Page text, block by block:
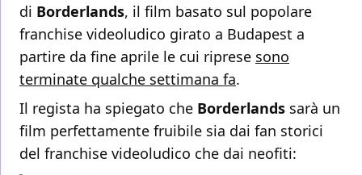
di Borderlands, il film basato sul popolare
franchise videoludico girato a Budapest a
partire da fine aprile le cui riprese sono
terminate qualche settimana fa.
Il regista ha spiegato che Borderlands sarà un
film perfettamente fruibile sia dai fan storici
del franchise videoludico che dai neofiti: